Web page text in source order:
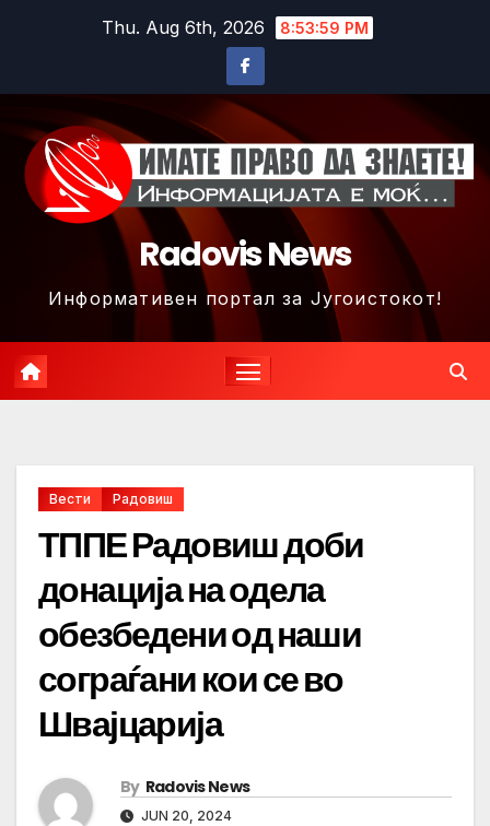
Thu. Aug 6th, 2026 8:54:02 PM
Radovis News
Информативен портал за Југоистокот!
Вести Радовиш
ТППЕ Радовиш доби
донација на одела
обезбедени од наши
сограѓани кои се во
Швајцарија
By Radovis News
JUN 20, 2024